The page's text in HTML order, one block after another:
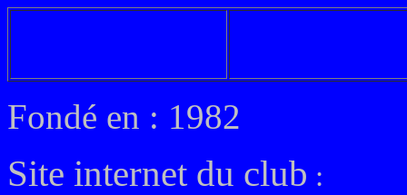
Fondé en : 1982
Site internet du club :